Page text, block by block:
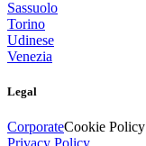
Sassuolo
Torino
Udinese
Venezia
Legal
CorporateCookie Policy